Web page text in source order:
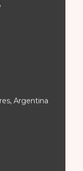
Argentina